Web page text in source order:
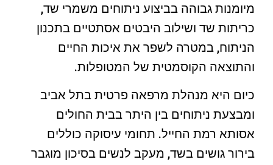
מיומנות גבוהה בביצוע ניתוחים משמרי שד,
כריתות שד ושילוב היבטים אסתטיים בתכנון
הניתוח, במטרה לשפר את איכות החיים
והתוצאה הקוסמטית של המטופלות.
כיום היא מנהלת מרפאה פרטית בתל אביב
ומבצעת ניתוחים בין היתר בבית החולים
אסותא רמת החייל. תחומי עיסוקה כוללים
בירור גושים בשד, מעקב לנשים בסיכון מוגבר